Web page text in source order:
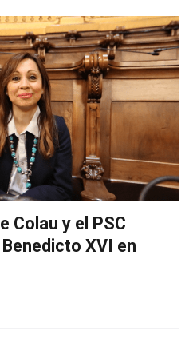
Colau y el PSC
XVI en